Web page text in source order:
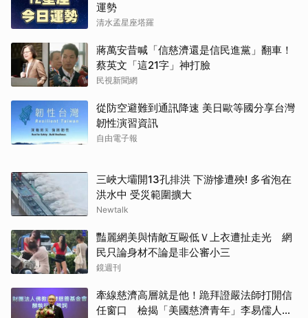
運勢
清水孟星座塔羅
蔣萬安昔喊「信慈濟還是信民進黨」翻車！
蔡英文「這21字」神打臉
民視新聞網
從防空避難到通訊降速 美日歐等國分享台灣
韌性演習資訊
自由電子報
三峽大壩開13孔排洪 下游慘遭殃! 多省泡在
洪水中 受災範圍擴大
Newtalk
豔麗網美與情敵互毆低Ｖ上衣遭扯走光 網
民只論身材不論是非公審小三
鏡週刊
牽線慈濟高層就是他！跪拜證嚴法師打開信
任窗口 檢揭「美國慈濟青年」李易儒人脈